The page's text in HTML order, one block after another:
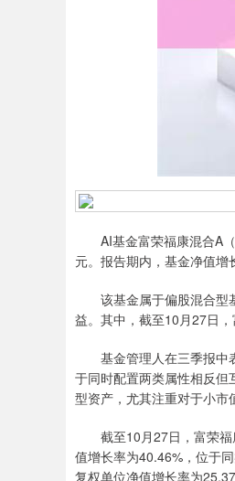
AI基金富荣福康混合A（
元。报告期内，基金净值增
该基金属于偏股混合型基
益。其中，截至10月27日
基金管理人在三季报中表
于同时配置两类属性相反
型资产，尤其注重对于小市
截至10月27日，富荣福
值增长率为40.46%，位于
复权单位净值增长率为